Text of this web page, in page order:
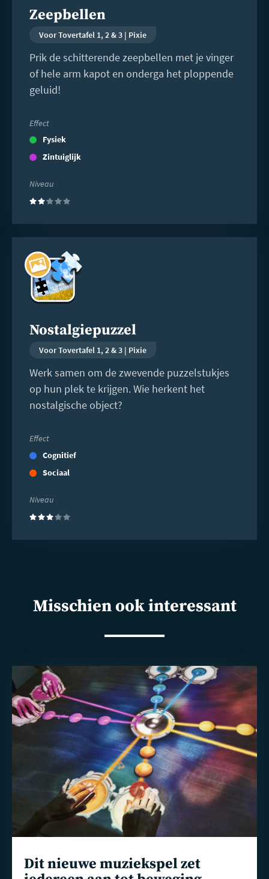
Zeepbellen
Voor Tovertafel 1, 2 & 3 | Pixie
Prik de schitterende zeepbellen met je vinger
of hele arm kapot en onderga het ploppende
geluid!
Effect
Fysiek
Zintuiglijk
Niveau
(2)
Nostalgiepuzzel
Voor Tovertafel 1, 2 & 3 | Pixie
Werk samen om de zwevende puzzelstukjes
op hun plek te krijgen. Wie herkent het
nostalgische object?
Effect
Cognitief
Sociaal
Niveau
(3)
meer
Misschien ook interessant
Dit nieuwe muziekspel zet
Lees
meer